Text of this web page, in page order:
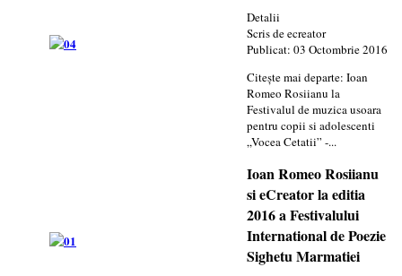
Detalii
Scris deecreator
Publicat: 03 Octombrie 2016
Citește mai departe: Ioan
Romeo Rosiianu la
Festivalul de muzica usoara
pentru copii si adolescenti
„Vocea Cetatii” -...
Ioan Romeo Rosiianu
si eCreator la editia
2016 a Festivalului
International de Poezie
Sighetu Marmatiei